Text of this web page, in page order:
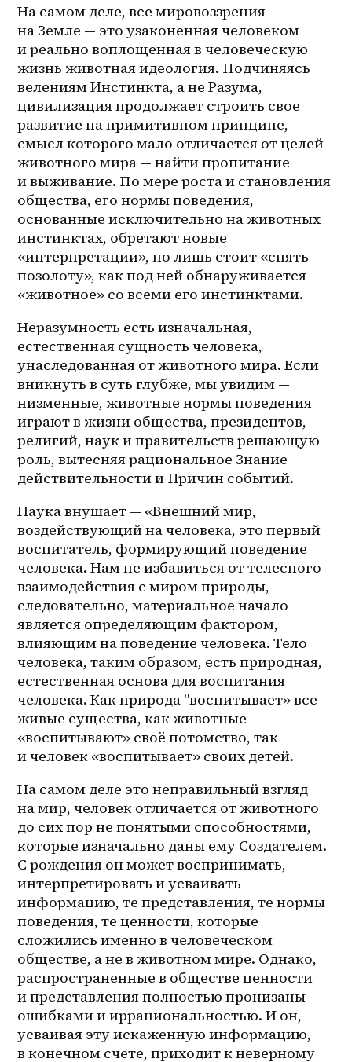
На самом деле, все мировоззрения
на Земле — это узаконенная человеком
и реально воплощенная в человеческую
жизнь животная идеология. Подчиняясь
велениям Инстинкта, а не Разума,
цивилизация продолжает строить свое
развитие на примитивном принципе,
смысл которого мало отличается от целей
животного мира — найти пропитание
и выживание. По мере роста и становления
общества, его нормы поведения,
основанные исключительно на животных
инстинктах, обретают новые
«интерпретации», но лишь стоит «снять
позолоту», как под ней обнаруживается
«животное» со всеми его инстинктами.
Неразумность есть изначальная,
естественная сущность человека,
унаследованная от животного мира. Если
вникнуть в суть глубже, мы увидим —
низменные, животные нормы поведения
играют в жизни общества, президентов,
религий, наук и правительств решающую
роль, вытесняя рациональное Знание
действительности и Причин событий.
Наука внушает — «Внешний мир,
воздействующий на человека, это первый
воспитатель, формирующий поведение
человека. Нам не избавиться от телесного
взаимодействия с миром природы,
следовательно, материальное начало
является определяющим фактором,
влияющим на поведение человека. Тело
человека, таким образом, есть природная,
естественная основа для воспитания
человека. Как природа "воспитывает» все
живые существа, как животные
«воспитывают» своё потомство, так
и человек «воспитывает» своих детей.
На самом деле это неправильный взгляд
на мир, человек отличается от животного
до сих пор не понятыми способностями,
которые изначально даны ему Создателем.
С рождения он может воспринимать,
интерпретировать и усваивать
информацию, те представления, те нормы
поведения, те ценности, которые
сложились именно в человеческом
обществе, а не в животном мире. Однако,
распространенные в обществе ценности
и представления полностью пронизаны
ошибками и иррациональностью. И он,
усваивая эту искаженную информацию,
в конечном счете, приходит к неверному